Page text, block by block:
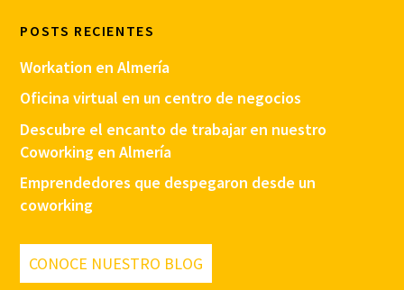
POSTS RECIENTES
Workation en Almería
Oficina virtual en un centro de negocios
Descubre el encanto de trabajar en nuestro
Coworking en Almería
Emprendedores que despegaron desde un
coworking
CONOCE NUESTRO BLOG